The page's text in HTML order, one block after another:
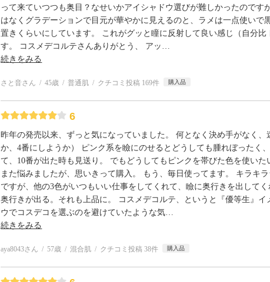
って来ていつつも奥目？なせいかアイシャドウ選びが難しかったのです
はなくグラデーションで目元が華やかに見えるのと、ラメは一点使いで
置きくらいにしています。 これがグッと瞳に反射して良い感じ（自分比
す。 コスメデコルテさんありがとう、 アッ
続きをみる
さと音さん 45歳 普通肌 クチコミ投稿 169件 購入品
6
昨年の発売以来、ずっと気になっていました。 何となく決め手がなく、
か、4番にしようか） ピンク系を瞼にのせるとどうしても腫れぼったく
て、10番が出た時も見送り。 でもどうしてもピンクを帯びた色を使いた
また悩みましたが、思いきって購入。 もう、毎日使ってます。 キラキ
ですが、他の3色がいつもいい仕事をしてくれて、瞼に奥行きを出してく
奥行きが出る。それも上品に。 コスメデコルテ、というと『優等生』イ
ウでコスデコを選ぶのを避けていたような気
続きをみる
aya8043さん 57歳 混合肌 クチコミ投稿 38件 購入品